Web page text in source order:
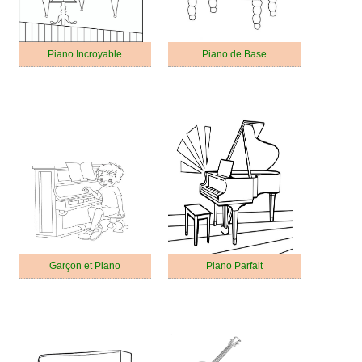
Piano Incroyable Piano de Base
Garçon et Piano Piano Parfait